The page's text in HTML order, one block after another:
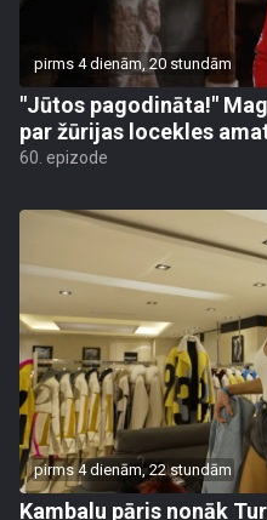
pirms 4 dienām, 20 stundām
"Jūtos pagodināta!"
par žūrijas locekles
60. epizode
pirms 4 dienām, 22 stundām
Kambalu pāris nonāk